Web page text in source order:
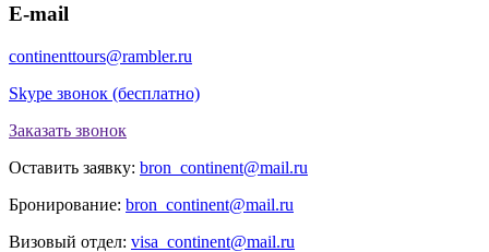
E-mail
continenttours@rambler.ru
Skype звонок (бесплатно)
Заказать звонок
Оставить заявку: bron_continent@mail.ru
Бронирование: bron_continent@mail.ru
Визовый отдел: visa_continent@mail.ru